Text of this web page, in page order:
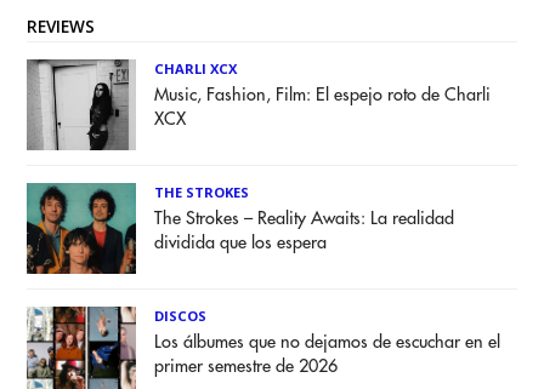
REVIEWS
CHARLI XCX
Music, Fashion, Film: El espejo roto de Charli
XCX
THE STROKES
The Strokes – Reality Awaits: La realidad
dividida que los espera
DISCOS
Los álbumes que no dejamos de escuchar en el
primer semestre de 2026